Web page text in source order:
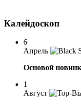
Калейдоскоп
6
Апрель
Основой
1
Август